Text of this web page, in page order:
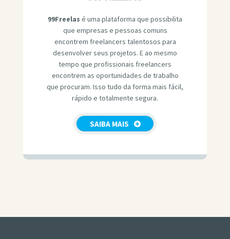
99Freelas é uma plataforma que possibilita
que empresas e pessoas comuns
encontrem freelancers talentosos para
desenvolver seus projetos. E ao mesmo
tempo que profissionais freelancers
encontrem as oportunidades de trabalho
que procuram. Isso tudo da forma mais fácil,
rápido e totalmente segura.
SAIBA MAIS